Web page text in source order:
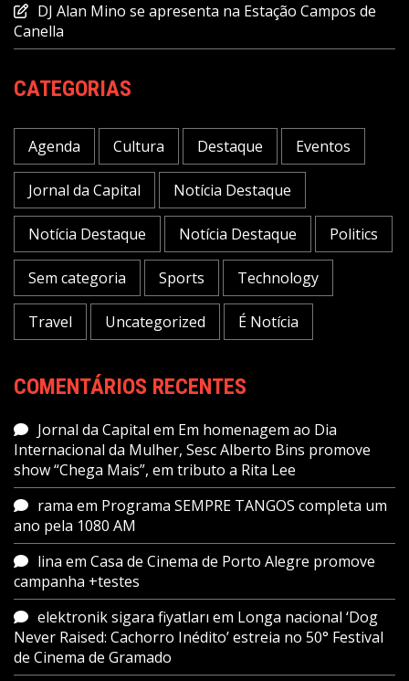
DJ Alan Mino se apresenta na Estação Campos de
Canella
CATEGORIAS
Agenda Cultura Destaque Eventos
Jornal da Capital Notícia Destaque
Notícia Destaque Notícia Destaque Politics
Sem categoria Sports Technology
Travel Uncategorized É Notícia
COMENTÁRIOS RECENTES
Jornal da Capital em Em homenagem ao Dia
Internacional da Mulher, Sesc Alberto Bins promove
show “Chega Mais”, em tributo a Rita Lee
rama em Programa SEMPRE TANGOS completa um
ano pela 1080 AM
lina em Casa de Cinema de Porto Alegre promove
campanha +testes
elektronik sigara fiyatları em Longa nacional ‘Dog
Never Raised: Cachorro Inédito’ estreia no 50° Festival
de Cinema de Gramado